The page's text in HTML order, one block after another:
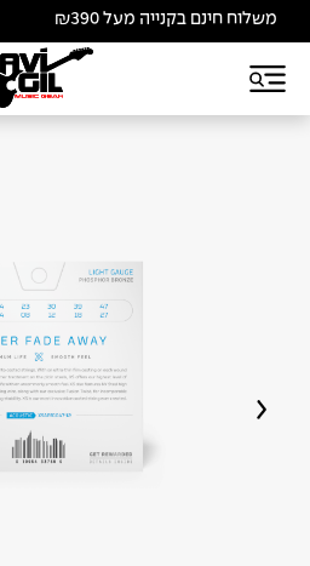
משלוח חינם בקנייה מעל ₪390